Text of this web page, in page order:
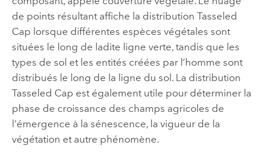
de points résultant affiche la distribution Tasseled
Cap lorsque différentes espèces végétales sont
situées le long de ladite ligne verte, tandis que les
types de sol et les entités créées par l’homme sont
distribués le long de la ligne du sol. La distribution
Tasseled Cap est également utile pour déterminer la
phase de croissance des champs agricoles de
l'émergence à la sénescence, la vigueur de la
végétation et autre phénomène.